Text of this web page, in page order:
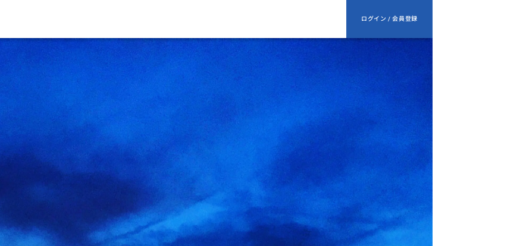
ログイン / 会員登録